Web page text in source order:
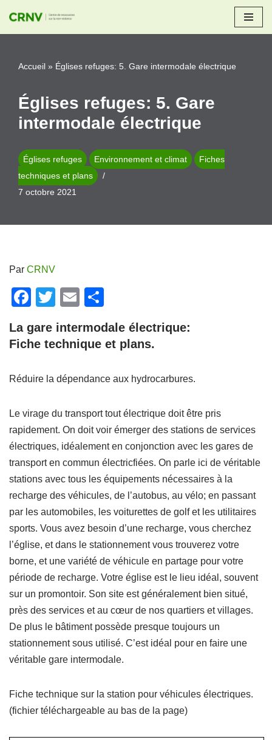
Aller
contenu
Accueil » Églises refuges: 5. Gare intermodale électrique
Églises refuges: 5. Gare
intermodale électrique
Églises refuges Environnement et climat
Fiches
techniques et plans
7 octobre 2021
Par CRNV
F
c
e
b
o
k
T
tt
er
E
ail ta
g
er
La gare intermodale électrique:
Fiche technique et plans.
Réduire la dépendance aux hydrocarbures.
Le virage du transport tout électrique doit être pris
rapidement. On doit voir émerger des stations de services
électriques, idéalement en conjonction avec les gares de
transport en commun électricfiées. On parle ici de véritable
stations avec tous les équipements nécessaires à la
recharge des véhicules, de l’autobus, au vélo; en passant
par les automobiles, les voiturettes de golf et les utilitaires
sports. Vous avez besoin d’une recharge, vous cherchez
l’église, et dans le stationnement vous trouverez votre
borne, et une variété de véhicule en partage pour votre
période de recharge. Votre église est le lieu idéal, souvent
sur un promontoir. Son site est généralement bien situé,
près des services et au cœur de nos quartiers et villages.
De plus le bâtiment possède presque toujours un
stationnement sous utilisé. C’est idéal pour en faire une
véritable gare intermodale.
Fiche technique sur la station pour véhicules électriques.
(fichier téléchargeable au bas de la page)